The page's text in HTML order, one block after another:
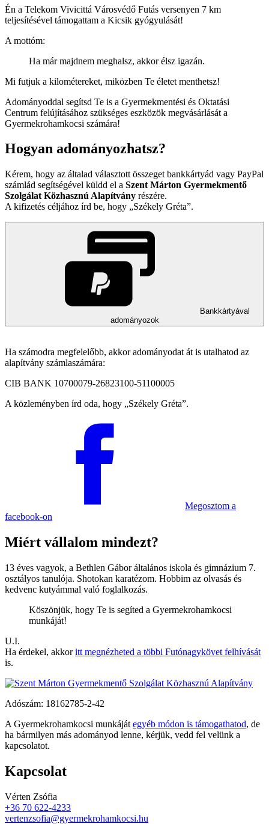
Én a Telekom Vivicittá Városvédő Futás versenyen 7 km
teljesítésével támogattam a Kicsik gyógyulását!
A mottóm:
Ha már majdnem meghalsz, akkor élsz igazán.
Mi futjuk a kilométereket, miközben Te életet menthetsz!
Adományoddal segítsd Te is a Gyermekmentési és Oktatási
Centrum felújításához szükséges eszközök megvásárlását a
Gyermekrohamkocsi számára!
Hogyan adományozhatsz?
Kérem, hogy az általad választott összeget bankkártyád vagy PayPal
számlád segítségével küldd el a Szent Márton Gyermekmentő
Szolgálat Közhasznú Alapítvány részére.
A kifizetés céljához írd be, hogy
Székely Gréta .
Bankkártyával
adományozok
Ha számodra megfelelőbb, akkor adományodat át is utalhatod az
alapítvány számlaszámára:
CIB BANK 10700079-26823100-51100005
A közleményben írd oda, hogy
Székely Gréta .
Megosztom a
facebook-on
Miért vállalom mindezt?
13 éves vagyok, a Bethlen Gábor általános iskola és gimnázium 7.
osztályos tanulója. Shotokan karatézom. Hobbim az olvasás és
kedvenc kutyámmal való foglalkozás.
Köszönjük, hogy Te is segíted a Gyermek­roham­kocsi
munkáját!
U.I.
Ha érdekel, akkoritt megnézheted a többi Futónagykövet felhívását
is.
Adószám: 18162785-2-42
A Gyermekrohamkocsi munkáját egyéb módon is támogathatod, de
ha bármilyen más adományod lenne, kérjük, vedd fel velünk a
kapcsolatot.
Kapcsolat
Vérten Zsófia
+36 70 622-4233
vertenzsofia@gyermekrohamkocsi.hu